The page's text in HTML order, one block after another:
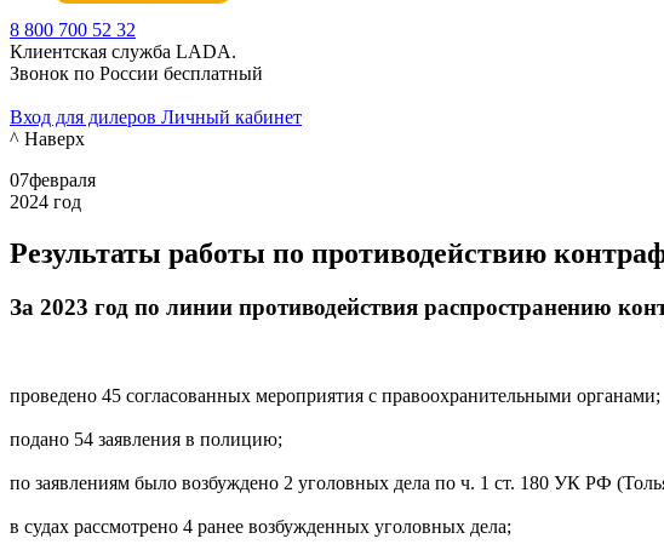
8 800 700 52 32
Клиентская служба LADA.
Звонок по России бесплатный
Вход для дилеров Личный кабинет
^ Наверх
07февраля
2024 год
Результаты работы по противодействию
За 2023 год по линии противодействия распространению
проведено 45 согласованных мероприятия с правоохранительными органами;
подано 54 заявления в полицию;
по заявлениям было возбуждено 2 уголовных дела по ч. 1 ст. 180 УК РФ
в судах рассмотрено 4 ранее возбужденных уголовных дела;